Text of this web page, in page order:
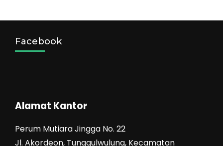
Facebook
Alamat Kantor
Perum Mutiara Jingga No. 22
Jl. Akordeon, Tunggulwulung, Kecamatan